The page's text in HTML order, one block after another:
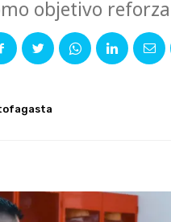
objetivo